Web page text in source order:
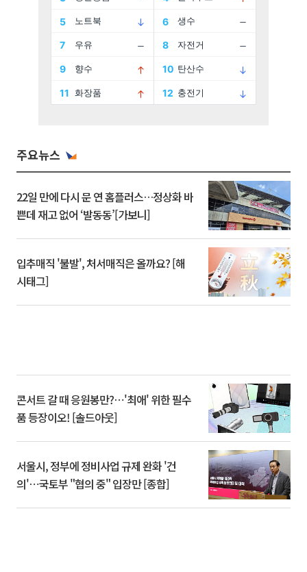
주요뉴스
22일 만에 다시 문 연 홈플러스…정상화 바
쁜데 재고 없어 ‘발동동’[가보니]
입추매직 '불발', 처서매직은 올까요? [해
시태그]
콘서트 갈 때 응원봉만?⋯'최애' 위한 필수
품 등장이오! [솔드아웃]
서울시, 정부에 정비사업 규제 완화 '건
의'⋯국토부 "협의 중" 입장만 [종합]